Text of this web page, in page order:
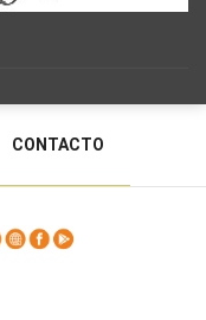
CONTACTO